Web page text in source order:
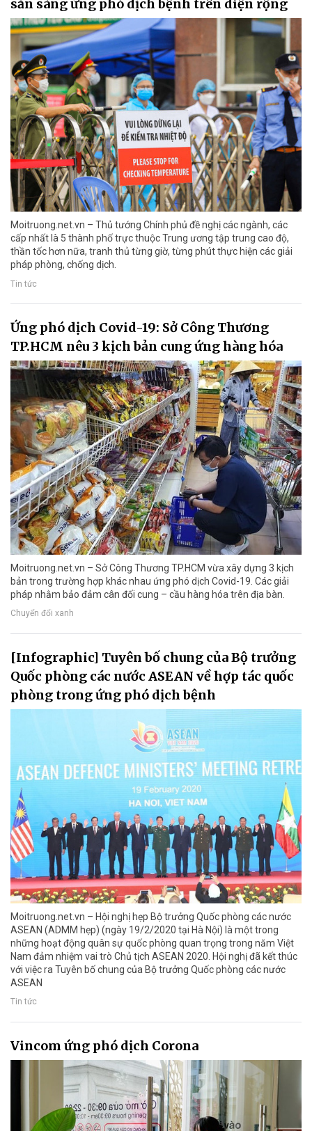
sẵn sàng ứng phó dịch bệnh trên diện rộng
Moitruong.net.vn – Thủ tướng Chính phủ đề nghị các ngành, các
cấp nhất là 5 thành phố trực thuộc Trung ương tập trung cao độ,
thần tốc hơn nữa, tranh thủ từng giờ, từng phút thực hiện các giải
pháp phòng, chống dịch.
Tin tức
Ứng phó dịch Covid-19: Sở Công Thương
TP.HCM nêu 3 kịch bản cung ứng hàng hóa
Moitruong.net.vn – Sở Công Thương TP.HCM vừa xây dựng 3 kịch
bản trong trường hợp khác nhau ứng phó dịch Covid-19. Các giải
pháp nhằm bảo đảm cân đối cung – cầu hàng hóa trên địa bàn.
Chuyển đổi xanh
[Infographic] Tuyên bố chung của Bộ trưởng
Quốc phòng các nước ASEAN về hợp tác quốc
phòng trong ứng phó dịch bệnh
Moitruong.net.vn – Hội nghị hẹp Bộ trưởng Quốc phòng các nước
ASEAN (ADMM hẹp) (ngày 19/2/2020 tại Hà Nội) là một trong
những hoạt động quân sự quốc phòng quan trọng trong năm Việt
Nam đảm nhiệm vai trò Chủ tịch ASEAN 2020. Hội nghị đã kết thúc
với việc ra Tuyên bố chung của Bộ trưởng Quốc phòng các nước
ASEAN
Tin tức
Vincom ứng phó dịch Corona